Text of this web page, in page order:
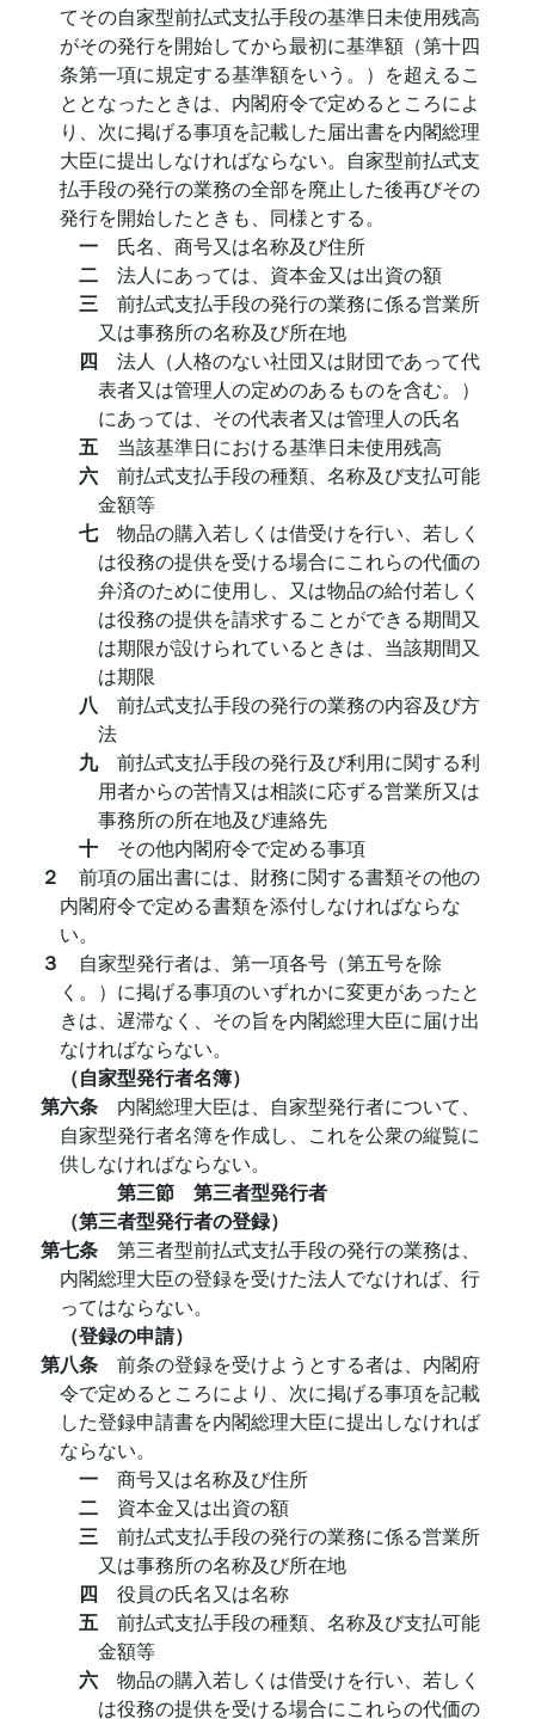
てその自家型前払式支払手段の基準日未使用残高
がその発行を開始してから最初に基準額（第十四
条第一項に規定する基準額をいう。）を超えるこ
ととなったときは、内閣府令で定めるところによ
り、次に掲げる事項を記載した届出書を内閣総理
大臣に提出しなければならない。自家型前払式支
払手段の発行の業務の全部を廃止した後再びその
発行を開始したときも、同様とする。
一 氏名、商号又は名称及び住所
二 法人にあっては、資本金又は出資の額
三 前払式支払手段の発行の業務に係る営業所
又は事務所の名称及び所在地
四 法人（人格のない社団又は財団であって代
表者又は管理人の定めのあるものを含む。）
にあっては、その代表者又は管理人の氏名
五 当該基準日における基準日未使用残高
六 前払式支払手段の種類、名称及び支払可能
金額等
七 物品の購入若しくは借受けを行い、若しく
は役務の提供を受ける場合にこれらの代価の
弁済のために使用し、又は物品の給付若しく
は役務の提供を請求することができる期間又
は期限が設けられているときは、当該期間又
は期限
八 前払式支払手段の発行の業務の内容及び方
法
九 前払式支払手段の発行及び利用に関する利
用者からの苦情又は相談に応ずる営業所又は
事務所の所在地及び連絡先
十 その他内閣府令で定める事項
２ 前項の届出書には、財務に関する書類その他の
内閣府令で定める書類を添付しなければならな
い。
３ 自家型発行者は、第一項各号（第五号を除
く。）に掲げる事項のいずれかに変更があったと
きは、遅滞なく、その旨を内閣総理大臣に届け出
なければならない。
（自家型発行者名簿）
第六条 内閣総理大臣は、自家型発行者について、
自家型発行者名簿を作成し、これを公衆の縦覧に
供しなければならない。
第三節 第三者型発行者
（第三者型発行者の登録）
第七条 第三者型前払式支払手段の発行の業務は、
内閣総理大臣の登録を受けた法人でなければ、行
ってはならない。
（登録の申請）
第八条 前条の登録を受けようとする者は、内閣府
令で定めるところにより、次に掲げる事項を記載
した登録申請書を内閣総理大臣に提出しなければ
ならない。
一 商号又は名称及び住所
二 資本金又は出資の額
三 前払式支払手段の発行の業務に係る営業所
又は事務所の名称及び所在地
四 役員の氏名又は名称
五 前払式支払手段の種類、名称及び支払可能
金額等
六 物品の購入若しくは借受けを行い、若しく
は役務の提供を受ける場合にこれらの代価の